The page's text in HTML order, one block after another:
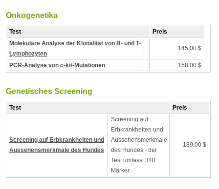
Onkogenetika
Test
Preis
Molekulare Analyse der Klonalität von B- und T-
Lymphozyten
145.00 $
PCR-Analyse von c-kit-Mutationen 158.00 $
Genetisches Screening
Test Preis
Screening auf Erbkrankheiten und
Aussehensmerkmale des Hundes
Screening auf
Erbkrankheiten und
Aussehensmerkmale
des Hundes - der
Test umfasst 340
Marker
189.00 $